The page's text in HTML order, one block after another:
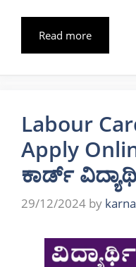
Read more
Labour
Apply
ಕಾರ್ಡ್
29/12/2024 by